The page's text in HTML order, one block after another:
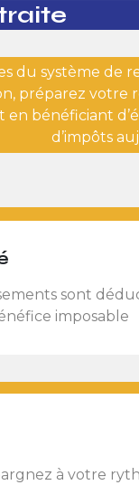
du système de
préparez votre
en bénéficiant
d’impôts
sont
imposable
à votre